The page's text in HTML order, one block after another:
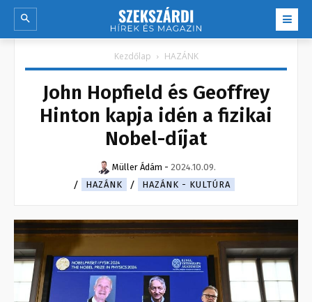
Kezdőlap HAZÁNK
John Hopfield és Geoffrey
Hinton kapja idén a fizikai
Nobel-díjat
Müller Ádám - 2024.10.09.
HAZÁNK
HAZÁNK - KULTÚRA